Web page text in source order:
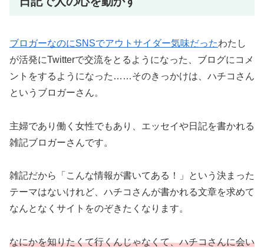
ブロガーなのにSNSでアウトサイダー気味だったわたし
が活発にTwitterで交流をとるようになった、ブログにコメ
ントをするようになった……そのきっかけは、ハチコさん
というブロガーさん。
主婦であり働く女性でもあり、エッセイや日記を書かれる
雑記ブロガーさんです。
雑記だから「こんな情報が書いてある！」という決まった
テーマはないけれど、ハチコさんが書かれる文章を求めて
なんとなくサイトをのぞきたくなります。
なにかを知りたくて行くんじゃなくて、ハチコさんに会い